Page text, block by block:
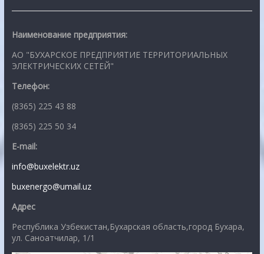
Наименование предприятия:
АО "БУХАРСКОЕ ПРЕДПРИЯТИЕ ТЕРРИТОРИАЛЬНЫХ
ЭЛЕКТРИЧЕСКИХ СЕТЕЙ"
Телефон:
(8365) 225 43 88
(8365) 225 50 34
E-mail:
info@buxelektr.uz
buxenergo@umail.uz
Адрес
Республика Узбекистан,Бухарская область,город Бухара,
ул. Саноатчилар, 1/1